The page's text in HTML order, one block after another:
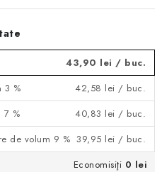
43,90 lei / buc.
3 %
42,58 lei / buc.
7 %
40,83 lei / buc.
de volum 9 % 39,95 lei / buc.
Economisiţi 0 lei